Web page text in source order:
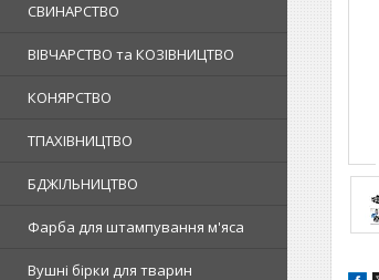
СВИНАРСТВО
ВІВЧАРСТВО та КОЗІВНИЦТВО
КОНЯРСТВО
ТПАХІВНИЦТВО
БДЖІЛЬНИЦТВО
Фарба для штампування м'яса
Вушні бірки для тварин